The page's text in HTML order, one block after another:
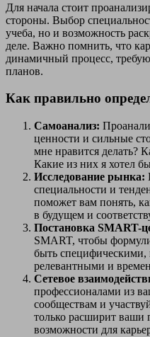
Для начала стоит
стороны. Выбор
учеба, но и возможность
деле. Важно помнить, что
динамичный процесс,
планов.
Как правильно
Самоанализ:
ценности и сильные
мне нравится делать?
Какие из них я хотел
Исследование рынка:
специальности и
поможет вам понять,
в будущем и
Постановка SMART-
SMART, чтобы
быть
релевантными и
Сетевое
профессионалами из
сообществам и
только расширит ваши
возможности для